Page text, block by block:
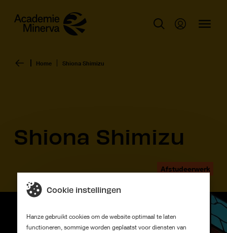
Home Shiona Shimizu
Shiona Shimizu
Afstudeerwerk
Cookie instellingen
Hanze gebruikt cookies om de website optimaal te laten
functioneren, sommige worden geplaatst voor diensten van